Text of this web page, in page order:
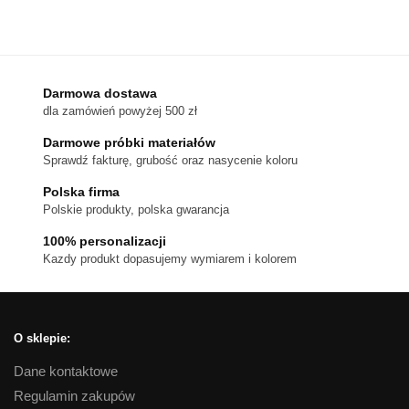
można
wybrać
na
produktu
Darmowa dostawa
dla zamówień powyżej 500 zł
Darmowe próbki materiałów
Sprawdź fakturę, grubość oraz nasycenie koloru
Polska firma
Polskie produkty, polska gwarancja
100% personalizacji
Kazdy produkt dopasujemy wymiarem i kolorem
O sklepie:
Dane kontaktowe
Regulamin zakupów